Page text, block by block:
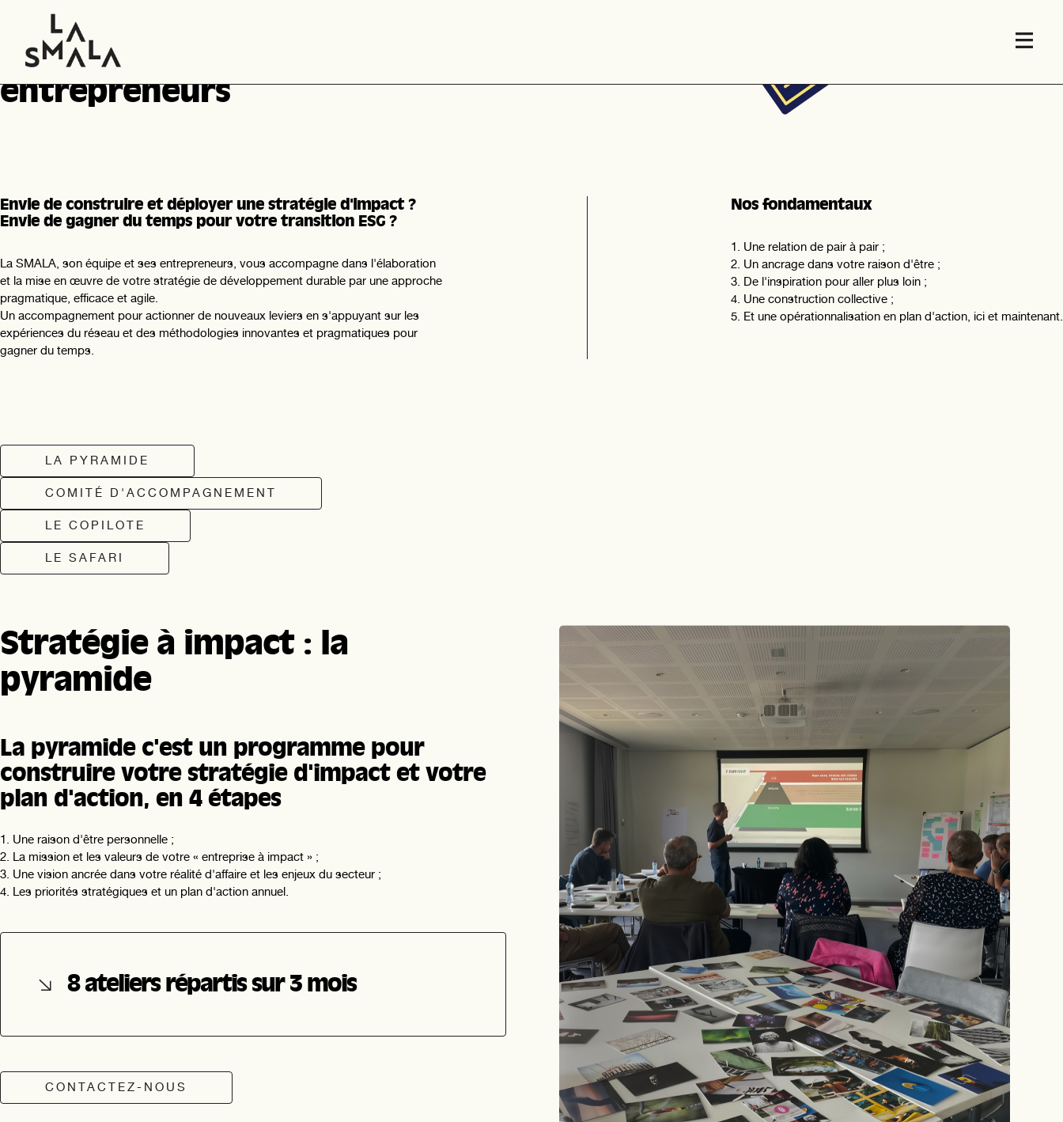
Un accompagnement par des
entrepreneurs pour des
entrepreneurs
Envie de construire et déployer une stratégie d'impact ?
Envie de gagner du temps pour votre transition ESG ?
La SMALA, son équipe et ses entrepreneurs, vous accompagne dans l'élaboration
et la mise en œuvre de votre stratégie de développement durable par une approche
pragmatique, efficace et agile.
Un accompagnement pour actionner de nouveaux leviers en s'appuyant sur les
expériences du réseau et des méthodologies innovantes et pragmatiques pour
gagner du temps.
Nos fondamentaux
Une relation de pair à pair ;
Un ancrage dans votre raison d'être ;
De l'inspiration pour aller plus loin ;
Une construction collective ;
Et une opérationnalisation en plan d'action, ici et maintenant.
LA PYRAMIDE
COMITÉ D'ACCOMPAGNEMENT
LE COPILOTE
LE SAFARI
Stratégie à impact : la
pyramide
La pyramide c'est un programme pour
construire votre stratégie d'impact et votre
plan d'action, en 4 étapes
Une raison d'être personnelle ;
La mission et les valeurs de votre « entreprise à impact » ;
Une vision ancrée dans votre réalité d'affaire et les enjeux du secteur ;
Les priorités stratégiques et un plan d'action annuel.
8 ateliers répartis sur 3 mois
CONTACTEZ-NOUS